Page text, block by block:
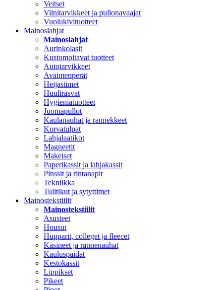
Veitset
Viinitarvikkeet ja pullonavaajat
Vuolukivituotteet
Mainoslahjat
Mainoslahjat
Aurinkolasit
Kustomoitavat tuotteet
Autotarvikkeet
Avaimenperät
Heijastimet
Huulirasvat
Hygieniatuotteet
Juomapullot
Kaulanauhat ja rannekkeet
Korvatulpat
Lahjalaatikot
Magneetit
Makeiset
Paperikassit ja lahjakassit
Pinssit ja rintanapit
Tekniikka
Tulitikut ja sytyttimet
Mainostekstiilit
Mainostekstiilit
Asusteet
Housut
Hupparit, colleget ja fleecet
Käsineet ja rannenauhat
Kauluspaidat
Kestokassit
Lippikset
Pikeet